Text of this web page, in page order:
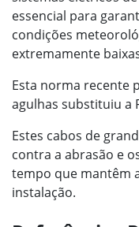
essencial para
condições
extremamente
Esta norma recente
agulhas substituiu a
Estes cabos de
contra a abrasão e
tempo que mantêm
instalação.